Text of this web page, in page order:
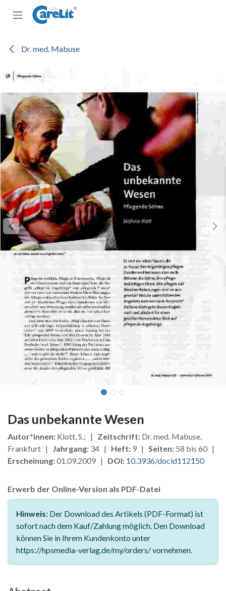
Zum Inhalt springen
Dr. med. Mabuse
Das unbekannte Wesen
Autor*innen: Klott, S.; | Zeitschrift: Dr. med. Mabuse,
Frankfurt | Jahrgang: 34 | Heft: 9 | Seiten: 58 bis 60 |
Erscheinung:01.09.2009 | DOI: 10.3936/docid112150
Erwerb der Online-Version als PDF-Datei
Hinweis: Der Download des Artikels (PDF-Format) ist
sofort nach dem Kauf/Zahlung möglich. Den Download
können Sie in Ihrem Kundenkonto unter
https://hpsmedia-verlag.de/my/orders/ vornehmen.